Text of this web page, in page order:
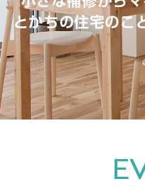
とかちの住宅のこ